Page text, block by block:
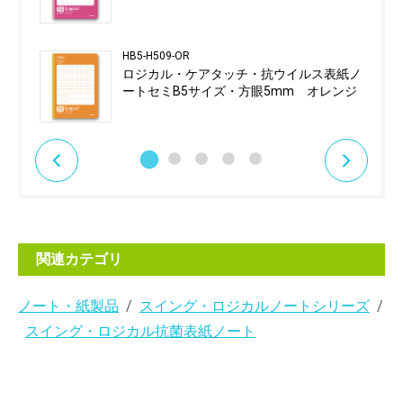
HB5-H509-OR
ロジカル・ケアタッチ・抗ウイルス表紙ノ
ートセミB5サイズ・方眼5mm オレンジ
関連カテゴリ
ノート・紙製品
スイング・ロジカルノートシリーズ
スイング・ロジカル抗菌表紙ノート